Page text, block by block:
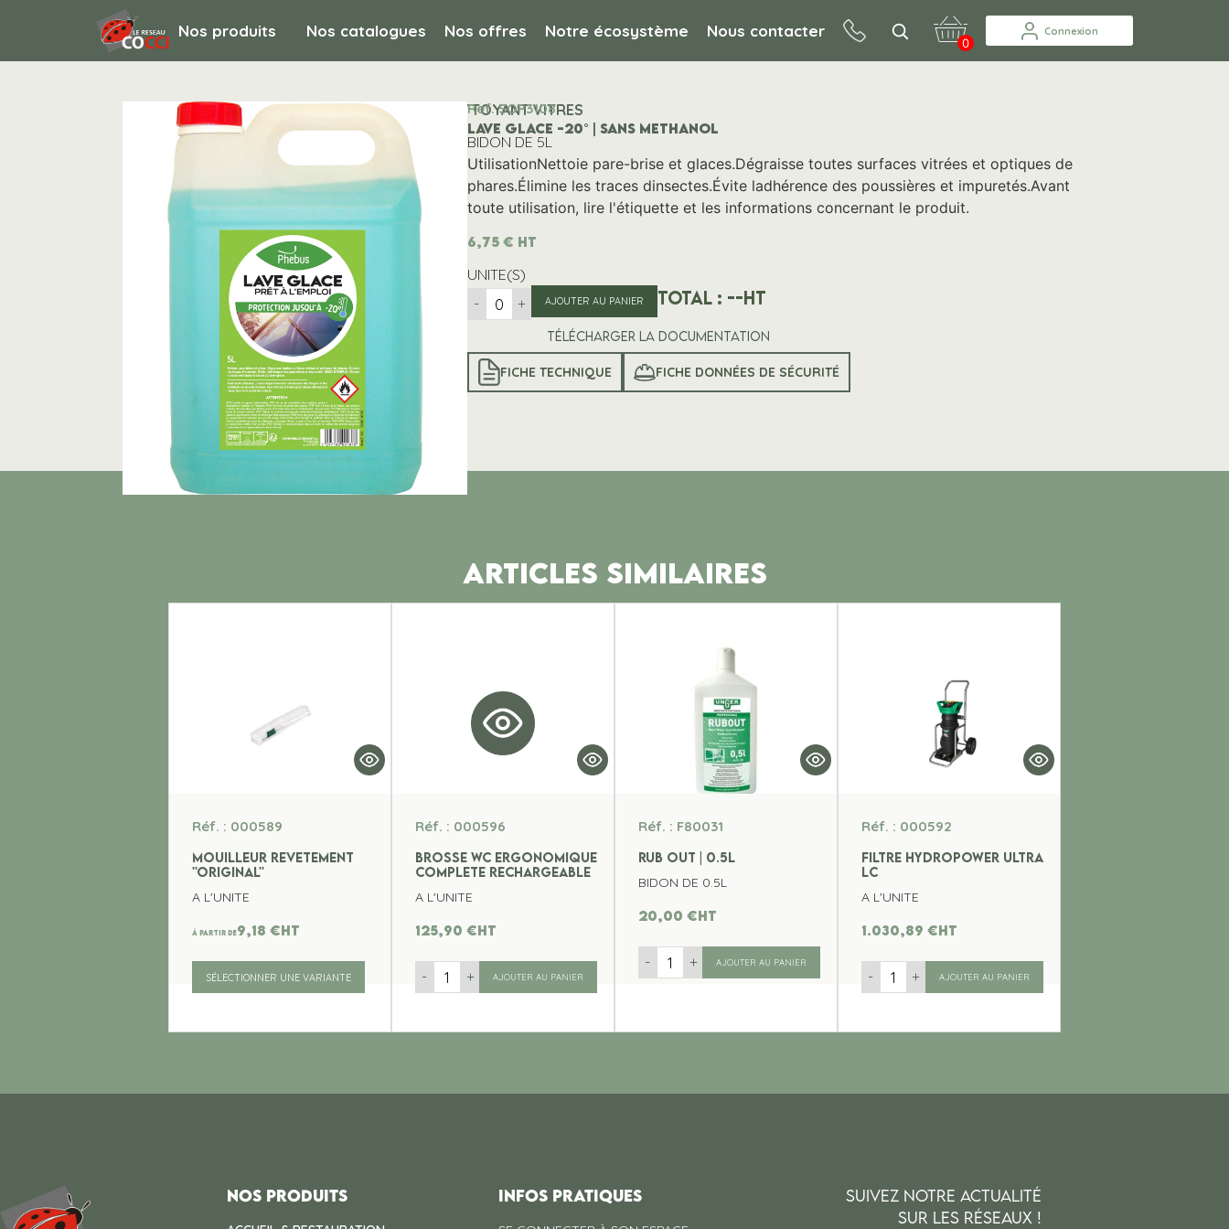
Nos produits Nos catalogues Nos offres Notre écosystème Nous contacter
0
Connexion
HYGIENE ET ENTRETIEN / Hygiène générale / NETTOYANT VITRES
Ref. SOP3108
LAVE GLACE -20° | SANS METHANOL
BIDON DE 5L
UtilisationNettoie pare-brise et glaces.Dégraisse toutes surfaces vitrées et optiques de
phares.Élimine les traces dinsectes.Évite ladhérence des poussières et impuretés.Avant
toute utilisation, lire l'étiquette et les informations concernant le produit.
6,75 € HT
UNITE(S)
-
+ AJOUTER AU PANIER Total : --HT
Télécharger la documentation
FICHE TECHNIQUE FICHE DONNÉES DE SÉCURITÉ
ARTICLES SIMILAIRES
Réf. : 000589
MOUILLEUR REVETEMENT
''ORIGINAL''
A L'UNITE
À partir de9,18€ht
SÉLECTIONNER UNE VARIANTE
Réf. : 000596
BROSSE WC ERGONOMIQUE
COMPLETE RECHARGEABLE
A L'UNITE
125,90€ht
- + AJOUTER AU PANIER
Réf. : F80031
RUB OUT | 0.5L
BIDON DE 0.5L
20,00 €ht
- + AJOUTER AU PANIER
Réf. : 000592
FILTRE HYDROPOWER ULTRA
LC
A L'UNITE
1.030,89 €ht
- + AJOUTER AU PANIER
Nos produits INFOS PRATIQUES
SUIVEZ NOTRE ACTUALITÉ
SUR LES RÉSEAUX !